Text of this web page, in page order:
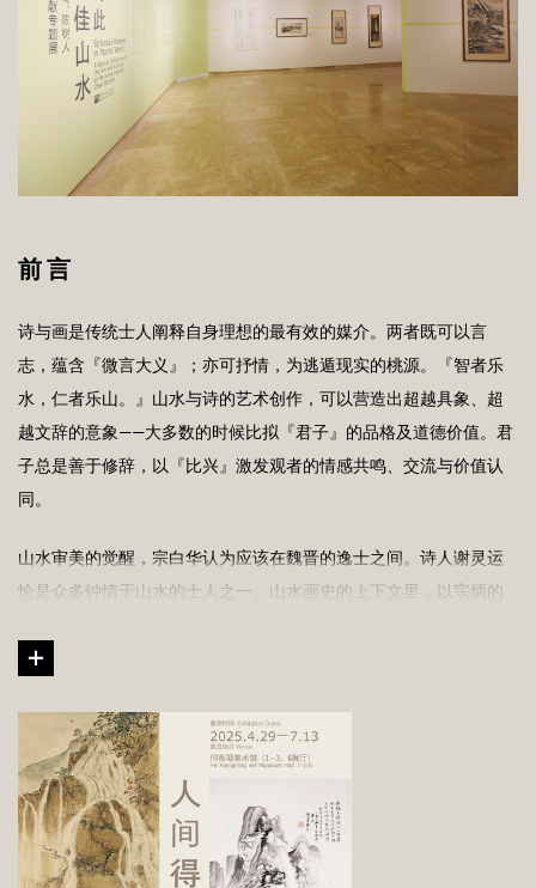
前 言
诗与画是传统士人阐释自身理想的最有效的媒介。两者既可以言
志，蕴含『微言大义』；亦可抒情，为逃遁现实的桃源。『智者乐
水，仁者乐山。』山水与诗的艺术创作，可以营造出超越具象、超
越文辞的意象——大多数的时候比拟『君子』的品格及道德价值。君
子总是善于修辞，以『比兴』激发观者的情感共鸣、交流与价值认
同。
山水审美的觉醒，宗白华认为应该在魏晋的逸士之间。诗人谢灵运
恰是众多钟情于山水的士人之一。山水画史的上下文里，以宗炳的
的《林泉高致》堪称经典中的名篇。作为伟大的山水画家，郭熙关
『君子之所以爱夫山水者，其旨安在。丘园养素，所以常处也；泉
石啸傲，所以常乐也；渔樵隐逸，所常适也......苟洁一身出处，节义
斯系……今得妙手郁然出之……山光水色，滉漾夺目。此岂不快人意，
实获我心哉。此世之所以贵夫画山水之本意也。』